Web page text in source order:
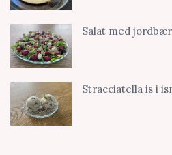
Salat med
Stracciatella is i